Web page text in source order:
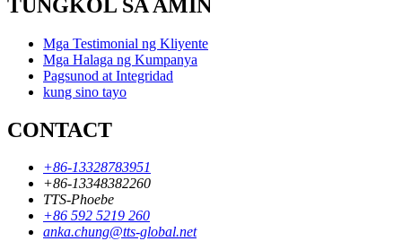
TUNGKOL SA AMIN
Mga Testimonial ng Kliyente
Mga Halaga ng Kumpanya
Pagsunod at Integridad
kung sino tayo
CONTACT
+86-13328783951
+86-13348382260
TTS-Phoebe
+86 592 5219 260
anka.chung@tts-global.net